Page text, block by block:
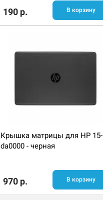
190 р. В корзину
Крышка матрицы для HP 15-
da0000 - черная
970 р. В корзину